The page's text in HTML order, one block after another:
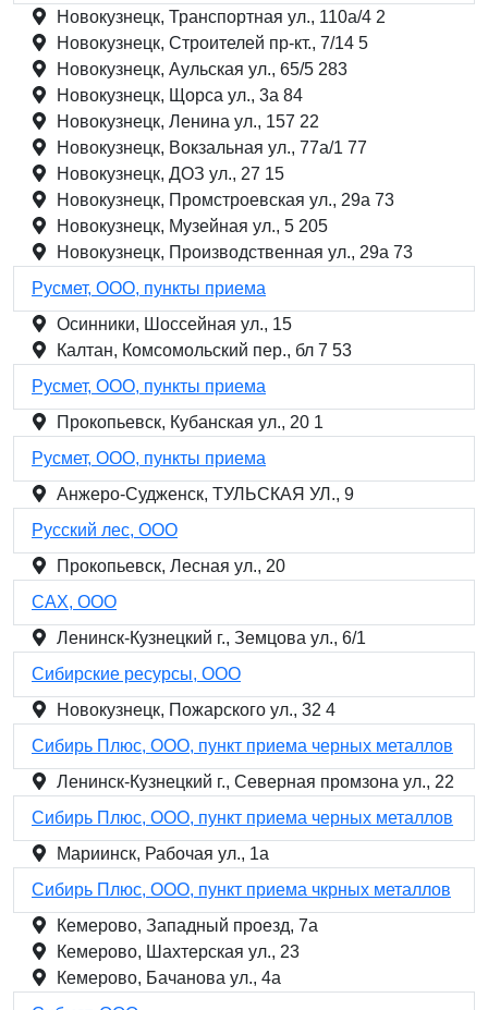
Новокузнецк, Транспортная ул., 110а/4 2
Новокузнецк, Строителей пр-кт., 7/14 5
Новокузнецк, Аульская ул., 65/5 283
Новокузнецк, Щорса ул., 3а 84
Новокузнецк, Ленина ул., 157 22
Новокузнецк, Вокзальная ул., 77а/1 77
Новокузнецк, ДОЗ ул., 27 15
Новокузнецк, Промстроевская ул., 29а 73
Новокузнецк, Музейная ул., 5 205
Новокузнецк, Производственная ул., 29а 73
Русмет, ООО, пункты приема
Осинники, Шоссейная ул., 15
Калтан, Комсомольский пер., бл 7 53
Русмет, ООО, пункты приема
Прокопьевск, Кубанская ул., 20 1
Русмет, ООО, пункты приема
Анжеро-Судженск, ТУЛЬСКАЯ УЛ., 9
Русский лес, ООО
Прокопьевск, Лесная ул., 20
САХ, ООО
Ленинск-Кузнецкий г., Земцова ул., 6/1
Сибирские ресурсы, ООО
Новокузнецк, Пожарского ул., 32 4
Сибирь Плюс, ООО, пункт приема чeрных металлов
Ленинск-Кузнецкий г., Северная промзона ул., 22
Сибирь Плюс, ООО, пункт приема чeрных металлов
Мариинск, Рабочая ул., 1а
Сибирь Плюс, ООО, пункт приема чкрных металлов
Кемерово, Западный проезд, 7а
Кемерово, Шахтерская ул., 23
Кемерово, Бачанова ул., 4а